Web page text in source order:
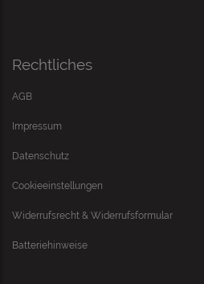
Rechtliches
AGB
Impressum
Datenschutz
Cookieeinstellungen
Widerrufsrecht & Widerrufsformular
Batteriehinweise